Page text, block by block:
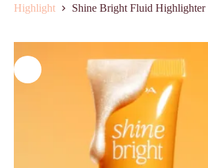
Highlight
Shine Bright Fluid Highlighter